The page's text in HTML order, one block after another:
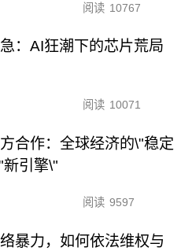
阅读 10767
：AI狂潮下的芯片荒局
阅读 10071
合作：全球经济的\"稳定
引擎\"
阅读 9597
暴力，如何依法维权与